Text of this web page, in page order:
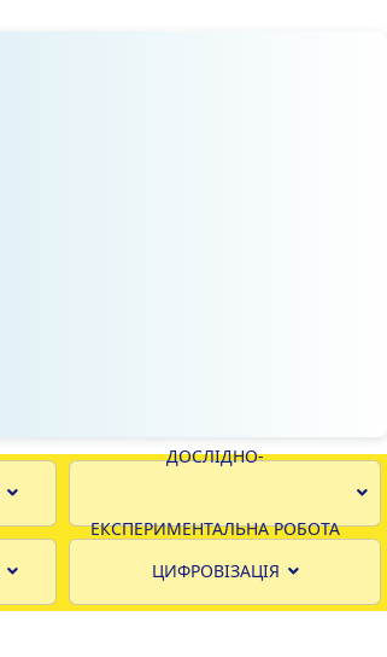
ДОСЛІДНО-
ЕКСПЕРИМЕНТАЛЬНА РОБОТА
ЦИФРОВІЗАЦІЯ